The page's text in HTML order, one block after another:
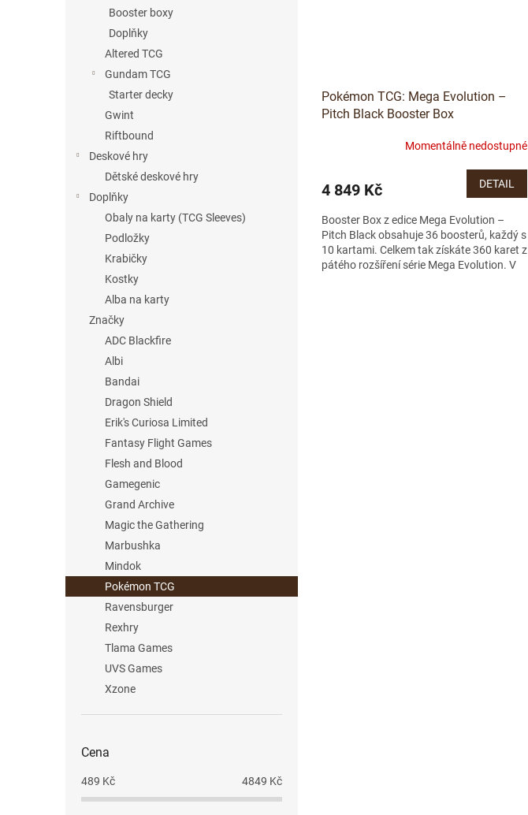
Booster boxy
Doplňky
Altered TCG
Gundam TCG
Starter decky
Gwint
Riftbound
Deskové hry
Dětské deskové hry
Doplňky
Obaly na karty (TCG Sleeves)
Podložky
Krabičky
Kostky
Alba na karty
Značky
ADC Blackfire
Albi
Bandai
Dragon Shield
Erik's Curiosa Limited
Fantasy Flight Games
Flesh and Blood
Gamegenic
Grand Archive
Magic the Gathering
Marbushka
Mindok
Pokémon TCG
Ravensburger
Rexhry
Tlama Games
UVS Games
Xzone
Cena
489 Kč 4849 Kč
Pokémon TCG: Mega Evolution –
Pitch Black Booster Box
Momentálně nedostupné
4 849 Kč DETAIL
Booster Box z edice Mega Evolution –
Pitch Black obsahuje 36 boosterů, každý s
10 kartami. Celkem tak získáte 360 karet z
pátého rozšíření série Mega Evolution. V